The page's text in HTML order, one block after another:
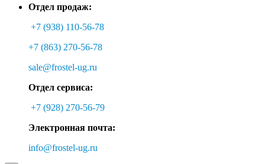
Отдел продаж:
+7 (938) 110-56-78
+7 (863) 270-56-78
sale@frostel-ug.ru
Отдел сервиса:
+7 (928) 270-56-79
Электронная почта:
info@frostel-ug.ru